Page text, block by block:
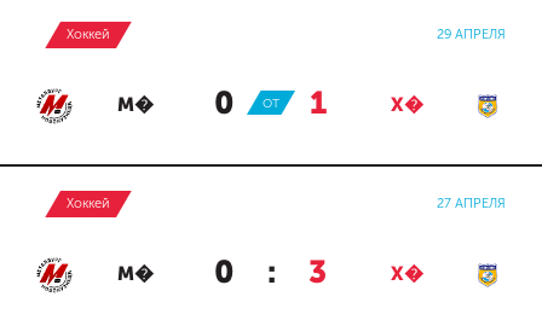
Хоккей 29 АПРЕЛЯ
М� 0 : 1 Х�
ОТ
Хоккей 27 АПРЕЛЯ
М� 0 : 3 Х�